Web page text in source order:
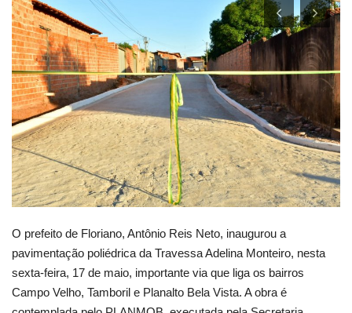
Vídeos
Webmail
Contato
O prefeito de Floriano, Antônio Reis Neto, inaugurou a
pavimentação poliédrica da Travessa Adelina Monteiro, nesta
sexta-feira, 17 de maio, importante via que liga os bairros
Campo Velho, Tamboril e Planalto Bela Vista. A obra é